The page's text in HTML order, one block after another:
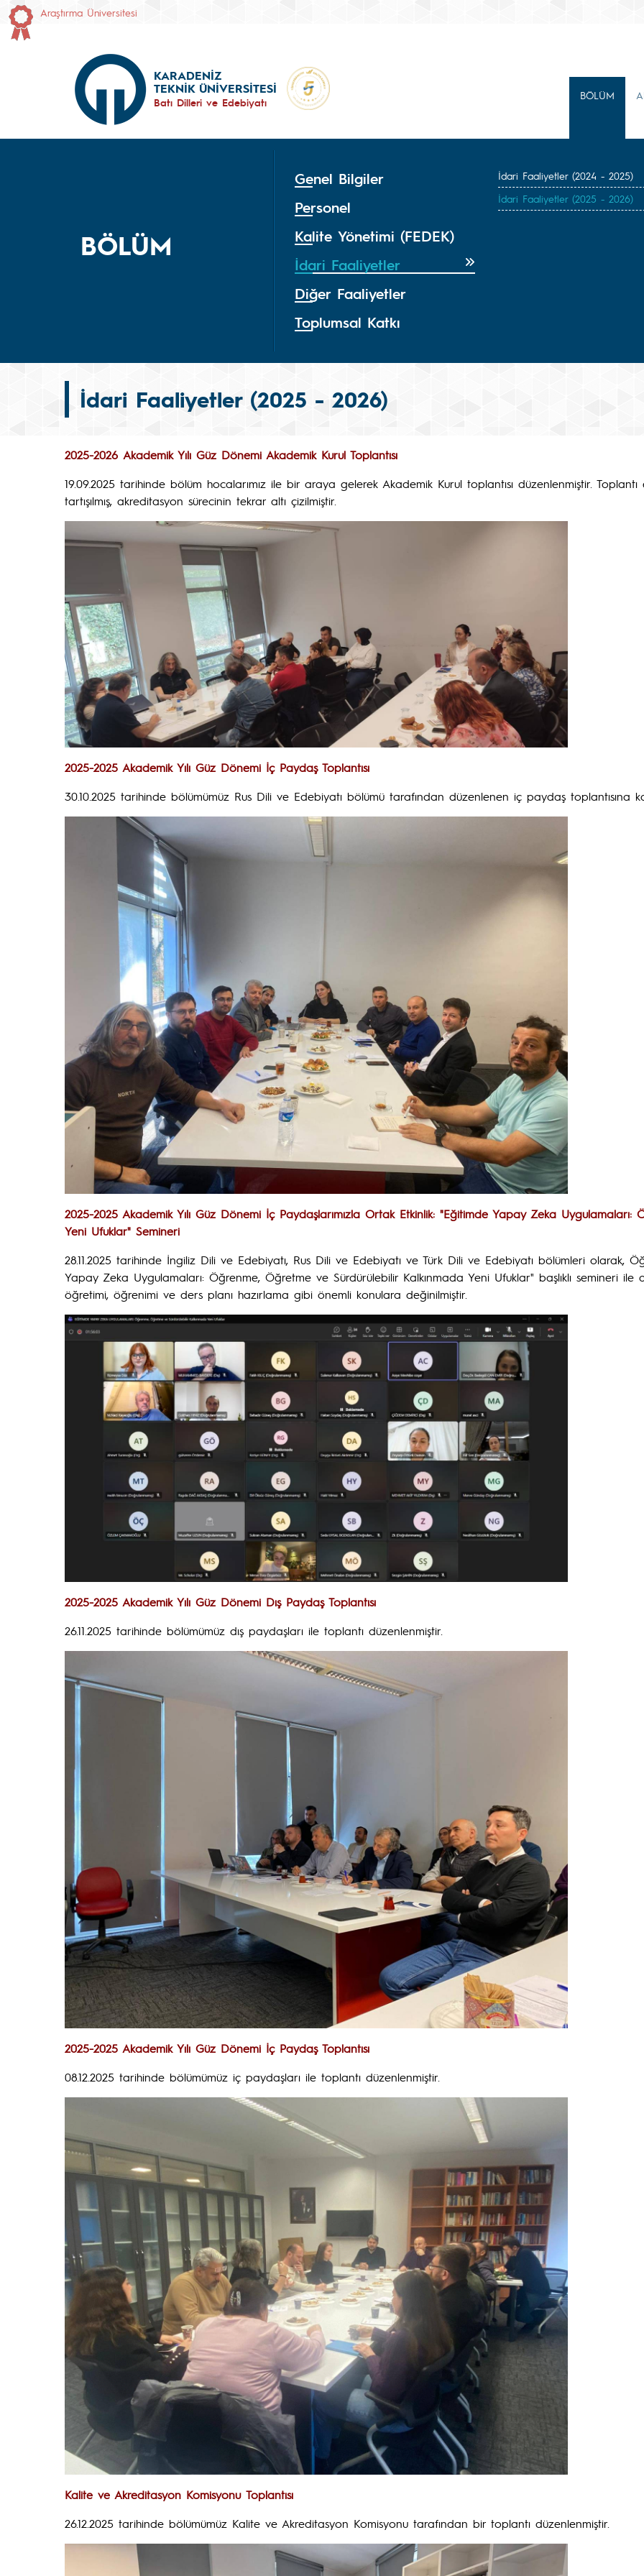
Araştırma Üniversitesi
KARADENİZ
TEKNİK ÜNİVERSİTESİ
Batı Dilleri ve Edebiyatı
BÖLÜM
BÖLÜM
Genel Bilgiler
Personel
Kalite Yönetimi (FEDEK)
İdari Faaliyetler
Diğer Faaliyetler
Toplumsal Katkı
İdari Faaliyetler (2024 - 2025)
İdari Faaliyetler (2025 - 2026)
İdari Faaliyetler (2025 - 2026)
2025-2026 Akademik Yılı Güz Dönemi Akademik Kurul Toplantısı
19.09.2025 tarihinde bölüm hocalarımız ile bir araya gelerek Akademik Kurul toplantısı düzenlenmiştir.
tartışılmış, akreditasyon sürecinin tekrar altı çizilmiştir.
2025-2025 Akademik Yılı Güz Dönemi İç Paydaş Toplantısı
30.10.2025 tarihinde bölümümüz Rus Dili ve Edebiyatı bölümü tarafından düzenlenen iç paydaş toplantısına
2025-2025 Akademik Yılı Güz Dönemi İç Paydaşlarımızla Ortak Etkinlik: "Eğitimde Yapay Zeka
Yeni Ufuklar" Semineri
28.11.2025 tarihinde İngiliz Dili ve Edebiyatı, Rus Dili ve Edebiyatı ve Türk Dili ve Edebiyatı bölümleri olarak,
Yapay Zeka Uygulamaları: Öğrenme, Öğretme ve Sürdürülebilir Kalkınmada Yeni Ufuklar" başlıklı semineri
öğretimi, öğrenimi ve ders planı hazırlama gibi önemli konulara değinilmiştir.
2025-2025 Akademik Yılı Güz Dönemi Dış Paydaş Toplantısı
26.11.2025 tarihinde bölümümüz dış paydaşları ile toplantı düzenlenmiştir.
2025-2025 Akademik Yılı Güz Dönemi İç Paydaş Toplantısı
08.12.2025 tarihinde bölümümüz iç paydaşları ile toplantı düzenlenmiştir.
Kalite ve Akreditasyon Komisyonu Toplantısı
26.12.2025 tarihinde bölümümüz Kalite ve Akreditasyon Komisyonu tarafından bir toplantı düzenlenmiştir.